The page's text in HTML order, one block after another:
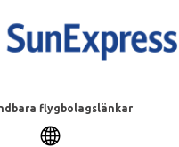
flygbolagslänkar